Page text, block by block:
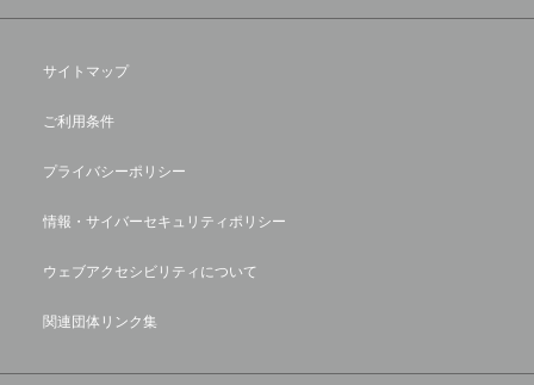
サイトマップ
ご利用条件
プライバシーポリシー
情報・サイバーセキュリティポリシー
ウェブアクセシビリティについて
関連団体リンク集